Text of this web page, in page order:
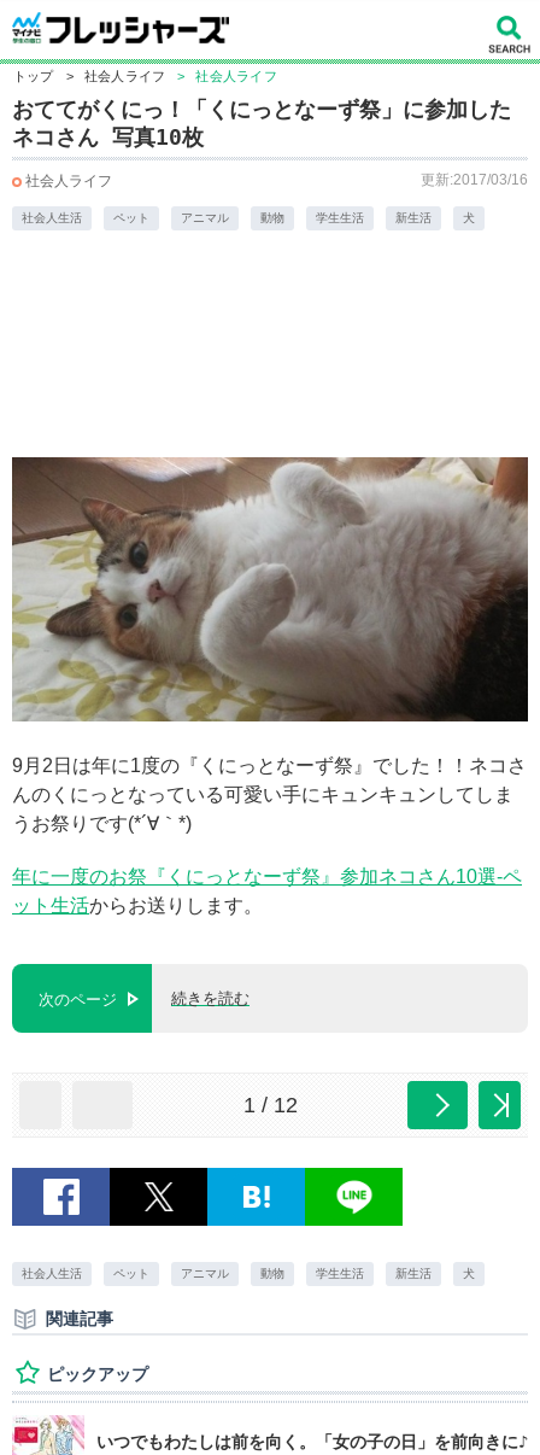
トップ > 社会人ライフ > 社会人ライフ
おててがくにっ！「くにっとなーず祭」に参加した
ネコさん 写真10枚
社会人ライフ 更新:2017/03/16
社会人生活 ペット アニマル 動物 学生生活 新生活 犬
9月2日は年に1度の『くにっとなーず祭』でした！！ネコさ
んのくにっとなっている可愛い手にキュンキュンしてしま
うお祭りです(*´∀｀*)
年に一度のお祭『くにっとなーず祭』参加ネコさん10選-ペ
ット生活からお送りします。
次のページ 続きを読む
1 / 12
社会人生活 ペット アニマル 動物 学生生活 新生活 犬
関連記事
ピックアップ
いつでもわたしは前を向く。「女の子の日」を前向きに♪